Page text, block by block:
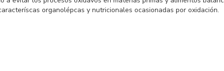
organolépcas y nutricionales ocasionadas por oxidación.